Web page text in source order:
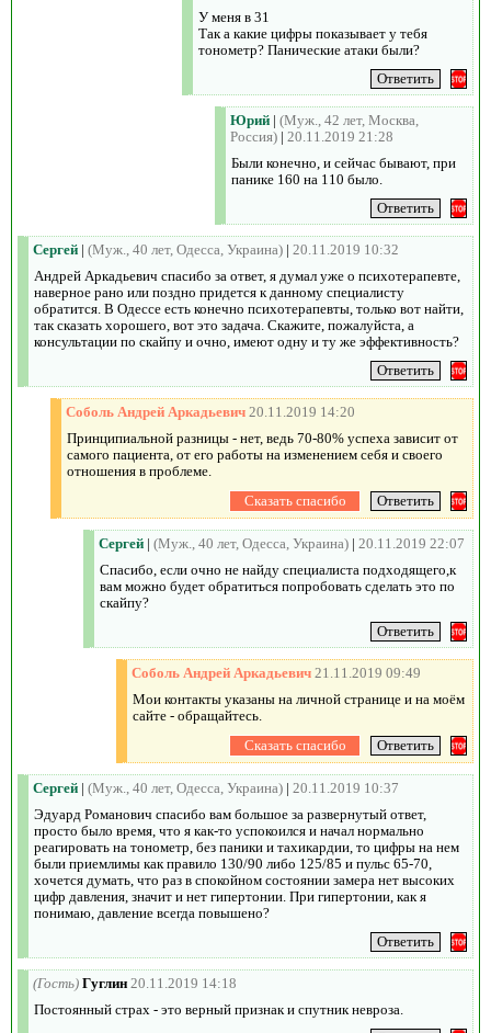
У меня в 31
Так а какие цифры показывает у тебя
тонометр? Панические атаки были?
Юрий | (Муж., 42 лет, Москва,
Россия) | 20.11.2019 21:28
Были конечно, и сейчас бывают, при
панике 160 на 110 было.
Сергей | (Муж., 40 лет, Одесса, Украина) | 20.11.2019 10:32
Андрей Аркадьевич спасибо за ответ, я думал уже о психотерапевте,
наверное рано или поздно придется к данному специалисту
обратится. В Одессе есть конечно психотерапевты, только вот найти,
так сказать хорошего, вот это задача. Скажите, пожалуйста, а
консультации по скайпу и очно, имеют одну и ту же эффективность?
Соболь Андрей Аркадьевич 20.11.2019 14:20
Принципиальной разницы - нет, ведь 70-80% успеха зависит от
самого пациента, от его работы на изменением себя и своего
отношения в проблеме.
Сергей | (Муж., 40 лет, Одесса, Украина) | 20.11.2019 22:07
Спасибо, если очно не найду специалиста подходящего,к
вам можно будет обратиться попробовать сделать это по
скайпу?
Соболь Андрей Аркадьевич 21.11.2019 09:49
Мои контакты указаны на личной странице и на моём
сайте - обращайтесь.
Сергей | (Муж., 40 лет, Одесса, Украина) | 20.11.2019 10:37
Эдуард Романович спасибо вам большое за развернутый ответ,
просто было время, что я как-то успокоился и начал нормально
реагировать на тонометр, без паники и тахикардии, то цифры на нем
были приемлимы как правило 130/90 либо 125/85 и пульс 65-70,
хочется думать, что раз в спокойном состоянии замера нет высоких
цифр давления, значит и нет гипертонии. При гипертонии, как я
понимаю, давление всегда повышено?
(Гость) Гуглин 20.11.2019 14:18
Постоянный страх - это верный признак и спутник невроза.